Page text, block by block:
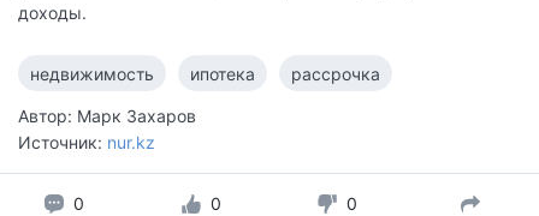
доходы.
недвижимость ипотека рассрочка
Автор: Марк Захаров
Источник: nur.kz
0 0 0